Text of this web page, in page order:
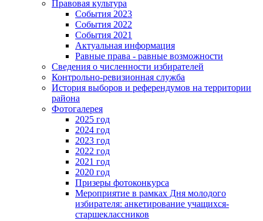
Правовая культура
События 2023
События 2022
События 2021
Актуальная информация
Равные права - равные возможности
Сведения о численности избирателей
Контрольно-ревизионная служба
История выборов и референдумов на территории
района
Фотогалерея
2025 год
2024 год
2023 год
2022 год
2021 год
2020 год
Призеры фотоконкурса
Мероприятие в рамках Дня молодого
избирателя: анкетирование учащихся-
старшеклассников